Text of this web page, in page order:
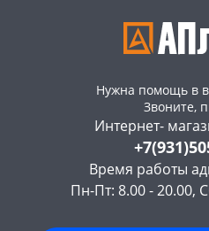
Нужна помощь в
Звоните,
Интернет-
Время работы
Пн-Пт: 8.00 - 20.00,